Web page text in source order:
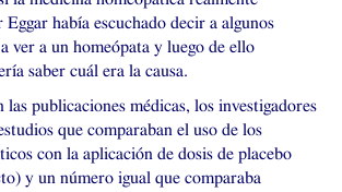
había escuchado decir a algunos
ver a un homeópata y luego de ello
saber cuál era la causa.
las publicaciones médicas, los investigadores
que comparaban el uso de los
con la aplicación de dosis de placebo
y un número igual que comparaba